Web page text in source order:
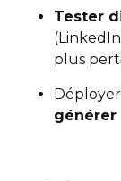
Tester
plus
générer